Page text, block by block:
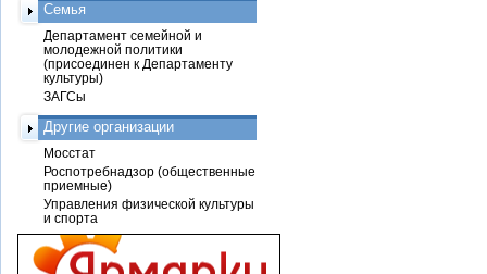
Семья
Департамент семейной и
молодежной политики
(присоединен к Департаменту
культуры)
ЗАГСы
Другие организации
Мосстат
Роспотребнадзор (общественные
приемные)
Управления физической культуры
и спорта